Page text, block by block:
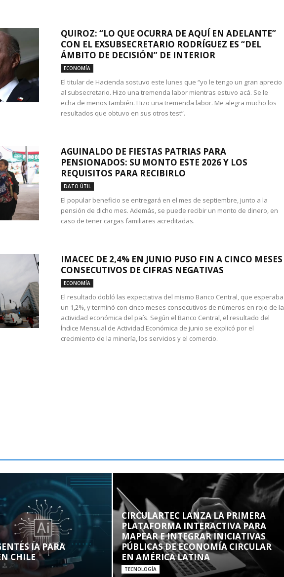
QUIROZ: “LO QUE OCURRA DE AQUÍ EN ADELANTE”
CON EL EXSUBSECRETARIO RODRÍGUEZ ES “DEL
ÁMBITO DE DECISIÓN” DE INTERIOR
ECONOMÍA
El titular de Hacienda sostuvo este lunes que “yo le tengo un gran aprecio
al subsecretario. Hizo una tremenda labor mientras estuvo acá. Se le
echa de menos también. Hizo una tremenda labor. Me alegra mucho los
resultados que obtuvo en sus otros test”.
AGUINALDO DE FIESTAS PATRIAS PARA
PENSIONADOS: SU MONTO ESTE 2026 Y LOS
REQUISITOS PARA RECIBIRLO
DATO ÚTIL
El popular beneficio se entregará en el mes de septiembre, junto a la
pensión de dicho mes. Además, se puede recibir un monto de dinero, en
caso de tener cargas familiares acreditadas.
IMACEC DE 2,4% EN JUNIO PUSO FIN A CINCO MESES
CONSECUTIVOS DE CIFRAS NEGATIVAS
ECONOMÍA
El resultado dobló las expectativa del mismo Banco Central, que esperaba
un 1,2%, y terminó con cinco meses consecutivos de números en rojo de la
actividad económica del país. Según el Banco Central, el resultado del
Índice Mensual de Actividad Económica de junio se explicó por el
crecimiento de la minería, los servicios y el comercio.
IA PARA
CHILE
CIRCULARTEC LANZA LA PRIMERA
PLATAFORMA INTERACTIVA PARA
MAPEAR E INTEGRAR INICIATIVAS
PÚBLICAS DE ECONOMÍA CIRCULAR
EN AMÉRICA LATINA
TECNOLOGÍA